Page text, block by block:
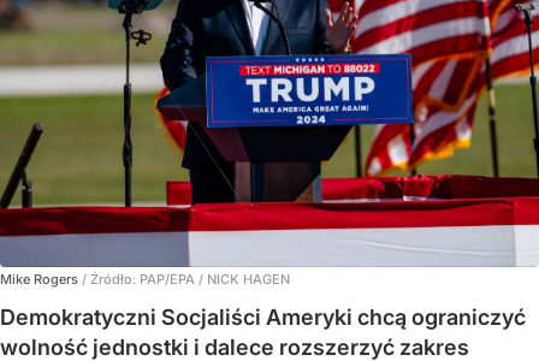
Mike Rogers / Źródło: PAP/EPA / NICK HAGEN
Demokratyczni Socjaliści Ameryki chcą ograniczyć
wolność jednostki i dalece rozszerzyć zakres